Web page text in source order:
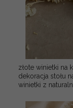
złote winietki na
dekoracja stołu
winietki z